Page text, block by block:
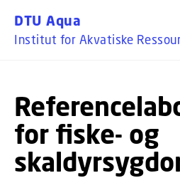
DTU Aqua
Institut for Akvatiske
for fiske- og